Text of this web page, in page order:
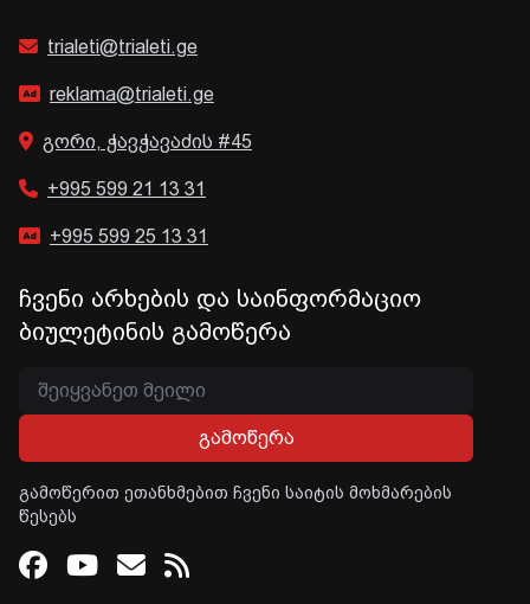
trialeti@trialeti.ge
reklama@trialeti.ge
გორი, ჭავჭავაძის #45
+995 599 21 13 31
+995 599 25 13 31
ჩვენი არხების და საინფორმაციო
ბიულეტინის გამოწერა
გამოწერა
გამოწერით ეთანხმებით ჩვენი საიტის მოხმარების
წესებს
Facebook
Youtube
Email
RSS